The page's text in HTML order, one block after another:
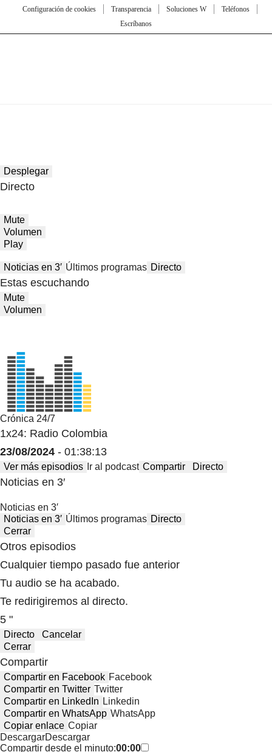
Configuración de cookies
Transparencia Soluciones W
Teléfonos
Escríbanos
Desplegar
Directo
Mute
Volumen
Play
Noticias en 3′ Últimos programas Directo
Estas escuchando
Mute
Volumen
Crónica 24/7
1x24: Radio Colombia
23/08/2024 - 01:38:13
Ver más episodios Ir al podcast Compartir Directo
Noticias en 3′
Noticias en 3′
Noticias en 3′ Últimos programas Directo
Cerrar
Otros episodios
Cualquier tiempo pasado fue anterior
Tu audio se ha acabado.
Te redirigiremos al directo.
5 "
Directo
Cancelar
Cerrar
Compartir
Compartir en Facebook Facebook
Compartir en Twitter Twitter
Compartir en LinkedIn Linkedin
Compartir en WhatsApp WhatsApp
Copiar enlace Copiar
DescargarDescargar
Compartir desde el minuto:00:00